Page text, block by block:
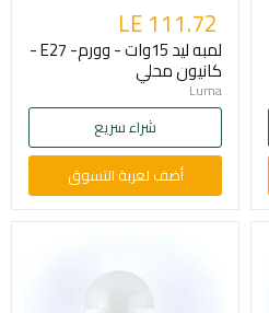
LE 111.72
لمبه ليد 15وات - وورم- E27 -
كانيون محلي
Luma
شراء سريع
أضف لعربة التسوق